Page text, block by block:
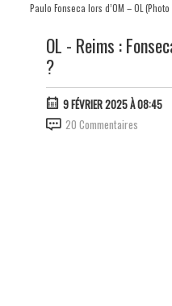
Paulo Fonseca lors d’OM – OL
OL - Reims :
?
9 FÉVRIER 2025 À 08:45
20 Commentaires